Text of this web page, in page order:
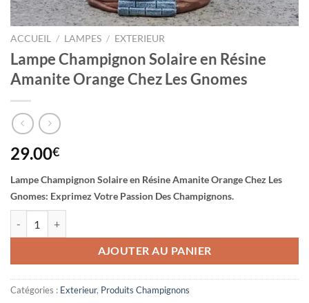
ACCUEIL / LAMPES / EXTERIEUR
Lampe Champignon Solaire en Résine
Amanite Orange Chez Les Gnomes
29.00€
Lampe Champignon Solaire en Résine Amanite Orange Chez Les
Gnomes: Exprimez Votre Passion Des Champignons.
AJOUTER AU PANIER
Catégories : Exterieur, Produits Champignons